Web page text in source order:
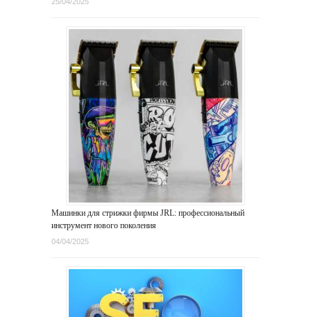
25/04/2025
Машинки для стрижки фирмы JRL: профессиональный
инструмент нового поколения
04/04/2025